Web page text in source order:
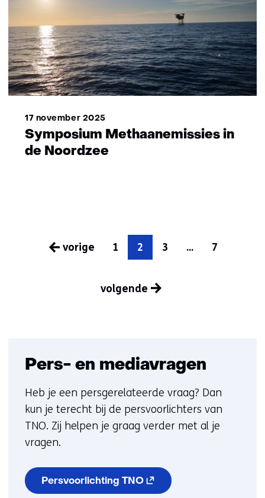
17 november 2025
Symposium Methaanemissies in
de Noordzee
vorige
pagina
1 2 3 ... 7
volgende
pagina
Pers- en mediavragen
Heb je een persgerelateerde vraag? Dan
kun je terecht bij de persvoorlichters van
TNO. Zij helpen je graag verder met al je
vragen.
Persvoorlichting TNO(opent